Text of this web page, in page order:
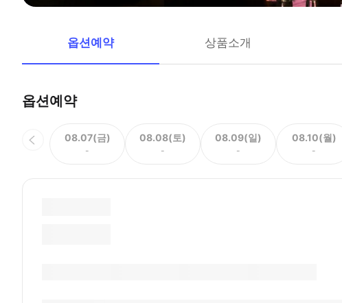
옵션예약 상품소개
옵션예약
08.07(금)
-
08.08(토)
-
08.09(일)
-
08.10(월)
-